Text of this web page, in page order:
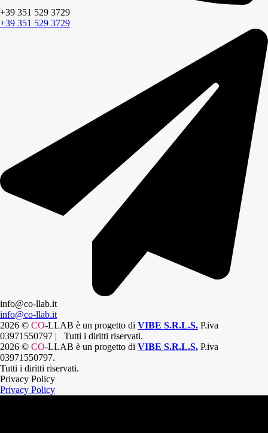
+39 351 529 3729
+39 351 529 3729
info@co-llab.it
info@co-llab.it
2026 © CO-LLAB è un progetto di VIBE S.R.L.S. P.iva
03971550797 | Tutti i diritti riservati.
2026 © CO-LLAB è un progetto di VIBE S.R.L.S. P.iva
03971550797.
Tutti i diritti riservati.
Privacy Policy
Privacy Policy